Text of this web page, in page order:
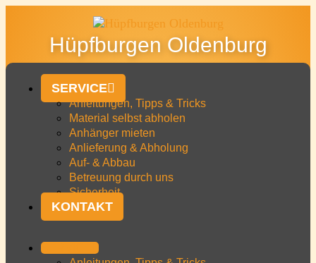
Hüpfburgen Oldenburg
SERVICE
Anleitungen, Tipps & Tricks
Material selbst abholen
Anhänger mieten
Anlieferung & Abholung
Auf- & Abbau
Betreuung durch uns
Sicherheit
KONTAKT
SERVICE